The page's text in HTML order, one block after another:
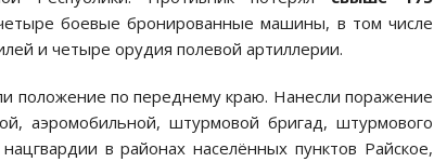
боевые бронированные машины, в том числе
и четыре орудия полевой артиллерии.
положение по переднему краю. Нанесли поражение
аэромобильной, штурмовой бригад, штурмового
в районах населённых пунктов Райское,